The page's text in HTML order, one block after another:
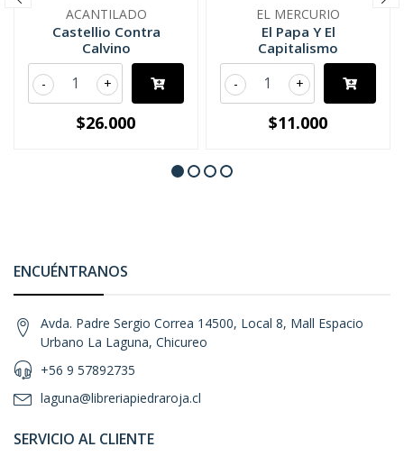
ACANTILADO
Castellio Contra
Calvino
+
-
$26.000
EL MERCURIO
El Papa Y El
Capitalismo
+
-
$11.000
ENCUÉNTRANOS
Avda. Padre Sergio Correa 14500, Local 8, Mall Espacio
Urbano La Laguna, Chicureo
+56 9 57892735
laguna@libreriapiedraroja.cl
SERVICIO AL CLIENTE